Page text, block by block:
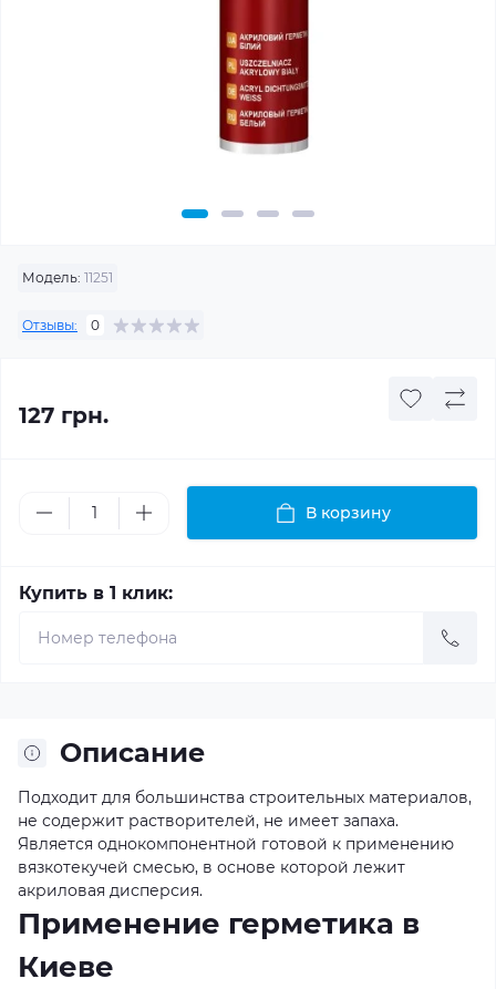
Модель: 11251
Отзывы: 0
127 грн.
В корзину
Купить в 1 клик:
Описание
Подходит для большинства строительных материалов,
не содержит растворителей, не имеет запаха.
Является однокомпонентной готовой к применению
вязкотекучей смесью, в основе которой лежит
акриловая дисперсия.
Применение герметика в
Киеве